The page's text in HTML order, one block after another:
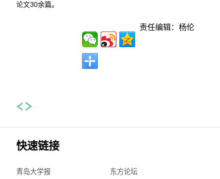
论文30余篇。
责任编辑：杨伦
快速链接
青岛大学报 东方论坛